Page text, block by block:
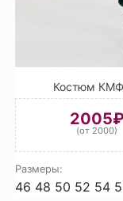
Костюм
2005₽
(от 2000)
Размеры:
46 48 50 52 54